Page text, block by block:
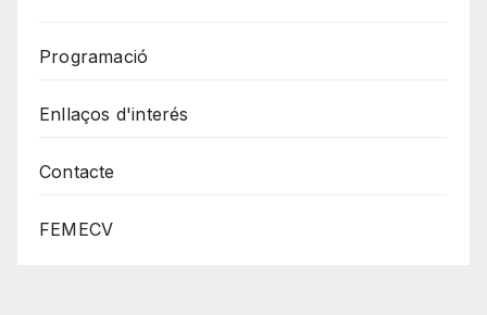
Programació
Enllaços d'interés
Contacte
FEMECV